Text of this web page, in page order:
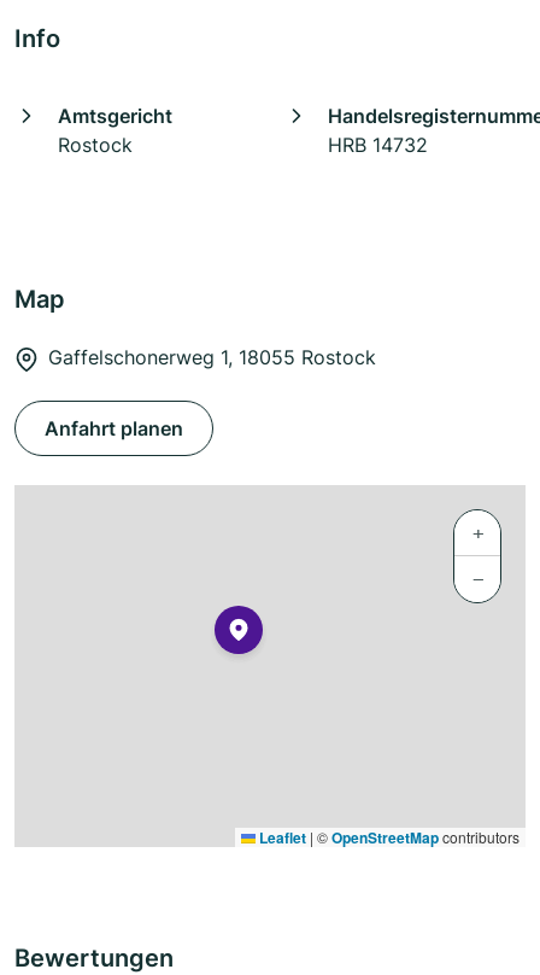
Info
Amtsgericht
Rostock
HRB 14732
Map
Gaffelschonerweg 1, 18055 Rostock
Anfahrt planen
+
−
Leaflet | ©OpenStreetMapcontributors
Bewertungen